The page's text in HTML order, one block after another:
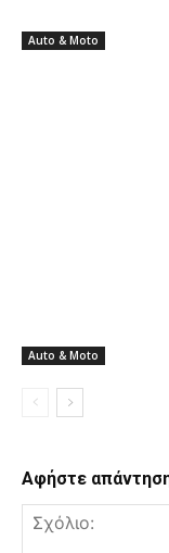
Auto & Moto
Auto & Moto
Αφήστε